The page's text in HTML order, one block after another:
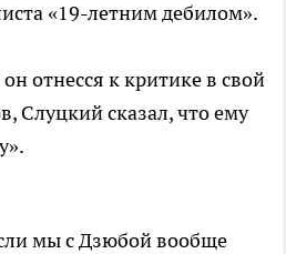
«19-летним дебилом».
отнесся к критике в свой
Слуцкий сказал, что ему
мы с Дзюбой вообще